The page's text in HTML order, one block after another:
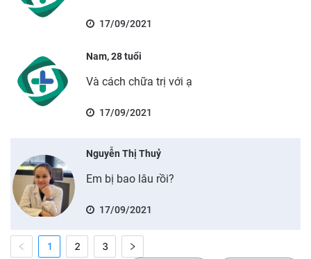
17/09/2021
Nam, 28 tuổi
Và cách chữa trị với ạ
17/09/2021
Nguyễn Thị Thuỷ
Em bị bao lâu rồi?
17/09/2021
1 2 3